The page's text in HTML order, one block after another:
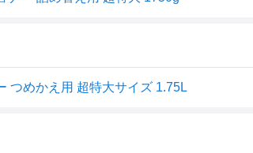
つめかえ用 超特大サイズ 1.75L